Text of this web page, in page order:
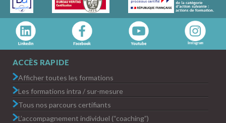
ACCÈS RAPIDE
Afficher toutes les formations
Les formations intra / sur-mesure
Tous nos parcours certifiants
L’accompagnement individuel (“coaching”)